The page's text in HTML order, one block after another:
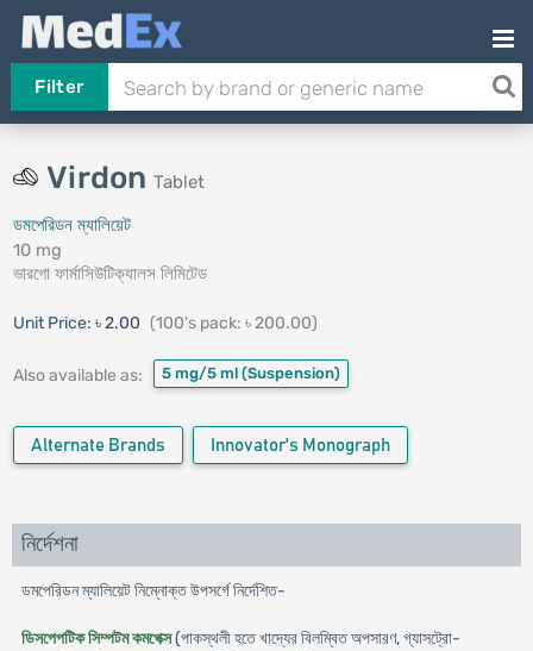
Filter
Virdon Tablet
ডমপেরিডন ম্যালিয়েট
10 mg
ভারগো ফার্মাসিউটিক্যালস লিমিটেড
Unit Price: ৳ 2.00 (100's pack: ৳ 200.00)
Also available as: 5 mg/5 ml (Suspension)
Alternate Brands Innovator's Monograph
নির্দেশনা
ডমপেরিডন ম্যালিয়েট নিম্নোক্ত উপসর্গে নির্দেশিত-
ডিসপেপটিক সিম্পটম কমপেক্স(পাকস্থলী হতে খাদ্যের বিলম্বিত অপসারণ, গ্যাসট্রো-